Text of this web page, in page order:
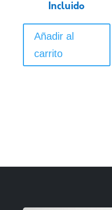
Incluido
Añadir al
carrito